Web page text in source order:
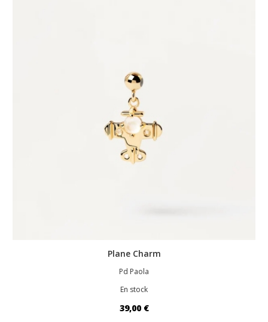
Plane Charm
Pd Paola
En stock
39,00 €